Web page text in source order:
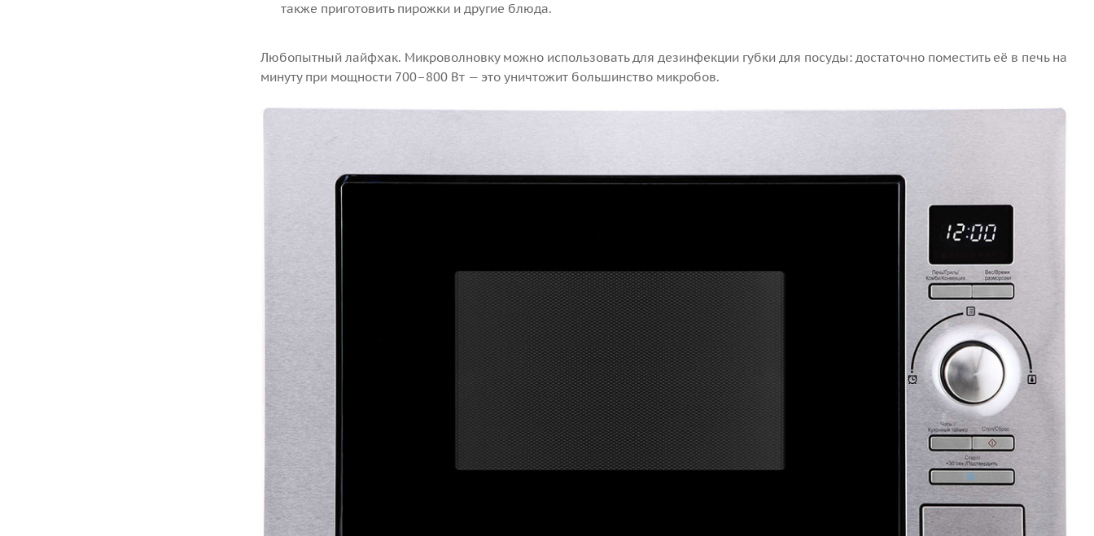
также приготовить пирожки и другие блюда.
Любопытный лайфхак. Микроволновку можно использовать для дезинфекции губки для посуды: достаточно поместить её в печь на
минуту при мощности 700–800 Вт — это уничтожит большинство микробов.